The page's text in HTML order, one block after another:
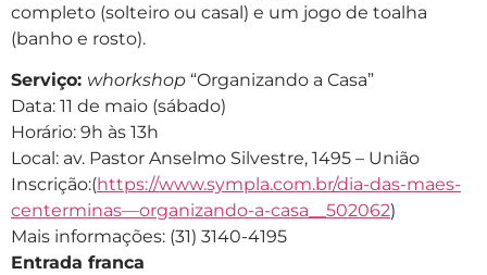
completo (solteiro ou casal) e um jogo de toalha
(banho e rosto).
Serviço: whorkshop “Organizando a Casa”
Data: 11 de maio (sábado)
Horário: 9h às 13h
Local: av. Pastor Anselmo Silvestre, 1495 – União
Inscrição:(https://www.sympla.com.br/dia-das-maes-
centerminas—organizando-a-casa__502062)
Mais informações: (31) 3140-4195
Entrada franca